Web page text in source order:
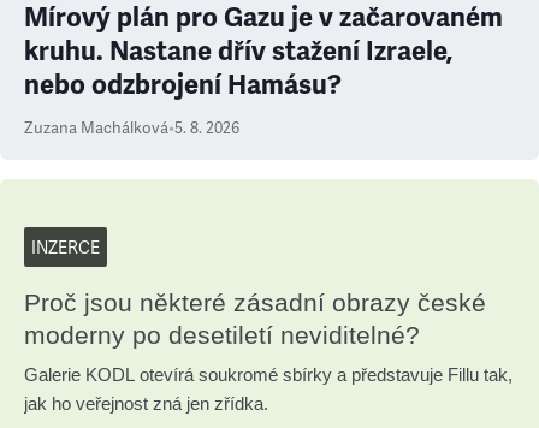
Mírový plán pro Gazu je v začarovaném
kruhu. Nastane dřív stažení Izraele,
nebo odzbrojení Hamásu?
Zuzana Machálková•5. 8. 2026
INZERCE
Proč jsou některé zásadní obrazy české
moderny po desetiletí neviditelné?
Galerie KODL otevírá soukromé sbírky a představuje Fillu tak,
jak ho veřejnost zná jen zřídka.